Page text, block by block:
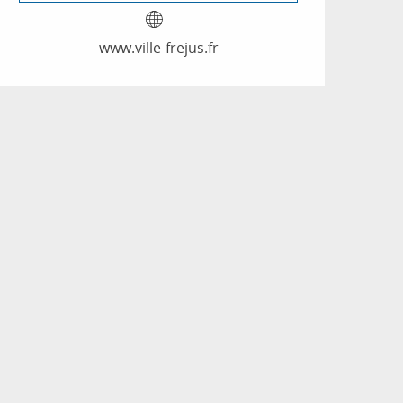
www.ville-frejus.fr